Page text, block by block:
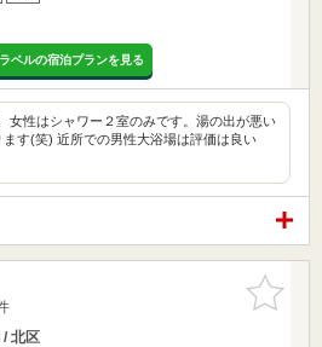
ベルの宿泊プランを見る
女性はシャワー２室のみです。湯の出が悪い
ます(笑) 近所での男性大浴場は評価は良い
お気に入
りに追加
/ 北区